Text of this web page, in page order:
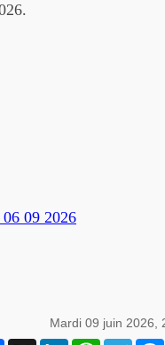
09 2026
Mardi 09 juin 2026,